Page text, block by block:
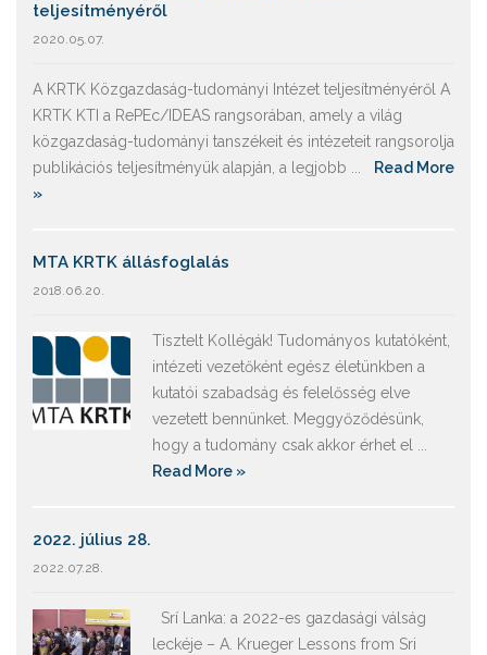
teljesítményéről
2020.05.07.
A KRTK Közgazdaság-tudományi Intézet teljesítményéről A
KRTK KTI a RePEc/IDEAS rangsorában, amely a világ
közgazdaság-tudományi tanszékeit és intézeteit rangsorolja
publikációs teljesítményük alapján, a legjobb ... Read More
»
MTA KRTK állásfoglalás
2018.06.20.
Tisztelt Kollégák! Tudományos kutatóként,
intézeti vezetőként egész életünkben a
kutatói szabadság és felelősség elve
vezetett bennünket. Meggyőződésünk,
hogy a tudomány csak akkor érhet el ...
Read More »
2022. július 28.
2022.07.28.
Srí Lanka: a 2022-es gazdasági válság
leckéje – A. Krueger Lessons from Sri